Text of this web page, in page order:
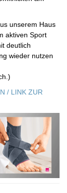
unserem Haus
aktiven Sport
deutlich
wieder nutzen
/ LINK ZUR